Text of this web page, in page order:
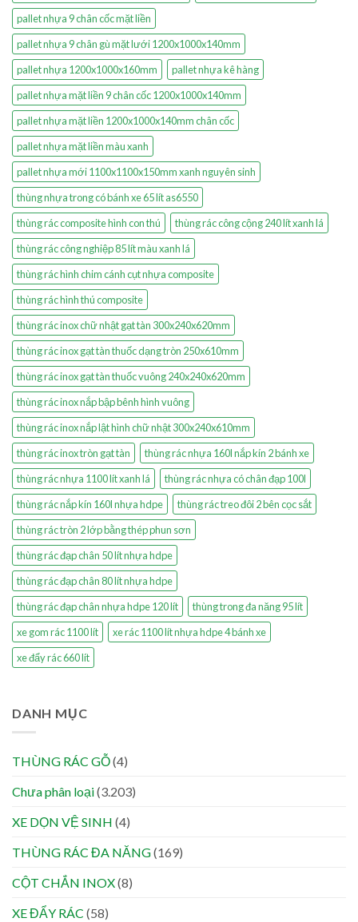
pallet nhựa 9 chân cốc mặt liền
pallet nhựa 9 chân gù mặt lưới 1200x1000x140mm
pallet nhựa 1200x1000x160mm
pallet nhựa kê hàng
pallet nhựa mặt liền 9 chân cốc 1200x1000x140mm
pallet nhựa mặt liền 1200x1000x140mm chân cốc
pallet nhựa mặt liền màu xanh
pallet nhựa mới 1100x1100x150mm xanh nguyên sinh
thùng nhựa trong có bánh xe 65 lít as6550
thùng rác composite hình con thú
thùng rác công cộng 240 lít xanh lá
thùng rác công nghiệp 85 lít màu xanh lá
thùng rác hình chim cánh cụt nhựa composite
thùng rác hình thú composite
thùng rác inox chữ nhật gạt tàn 300x240x620mm
thùng rác inox gạt tàn thuốc dạng tròn 250x610mm
thùng rác inox gạt tàn thuốc vuông 240x240x620mm
thùng rác inox nắp bập bênh hình vuông
thùng rác inox nắp lật hình chữ nhật 300x240x610mm
thùng rác inox tròn gạt tàn
thùng rác nhựa 160l nắp kín 2 bánh xe
thùng rác nhựa 1100 lít xanh lá
thùng rác nhựa có chân đạp 100l
thùng rác nắp kín 160l nhựa hdpe
thùng rác treo đôi 2 bên cọc sắt
thùng rác tròn 2 lớp bằng thép phun sơn
thùng rác đạp chân 50 lít nhựa hdpe
thùng rác đạp chân 80 lít nhựa hdpe
thùng rác đạp chân nhựa hdpe 120 lít
thùng trong đa năng 95 lít
xe gom rác 1100 lít
xe rác 1100 lít nhựa hdpe 4 bánh xe
xe đẩy rác 660 lít
DANH MỤC
THÙNG RÁC GỖ(4)
Chưa phân loại(3.203)
XE DỌN VỆ SINH (4)
THÙNG RÁC ĐA NĂNG(169)
CỘT CHẮN INOX(8)
XE ĐẨY RÁC (58)